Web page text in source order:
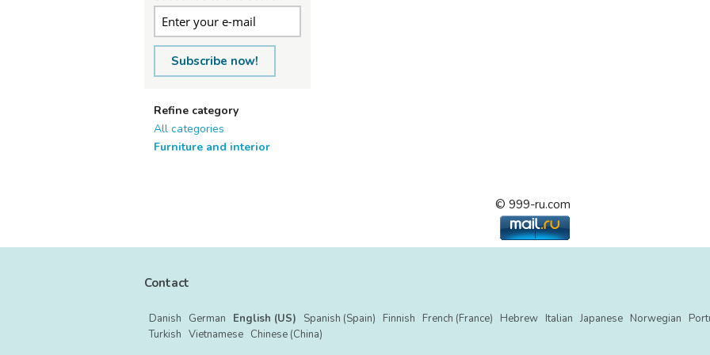
Subscribe now!
Refine category
All categories
Furniture and interior
© 999-ru.com
Contact
Danish German English (US) Spanish (Spain) Finnish French (France) Hebrew Italian Japanese Norwegian
Turkish Vietnamese Chinese (China)